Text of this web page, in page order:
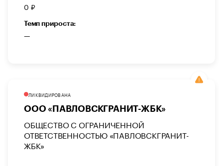
0 ₽
Темп прироста:
—
ЛИКВИДИРОВАНА
ООО «ПАВЛОВСКГРАНИТ-ЖБК»
ОБЩЕСТВО С ОГРАНИЧЕННОЙ
ОТВЕТСТВЕННОСТЬЮ «ПАВЛОВСКГРАНИТ-
ЖБК»